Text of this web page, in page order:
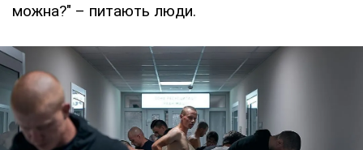
можна?" – питають люди.